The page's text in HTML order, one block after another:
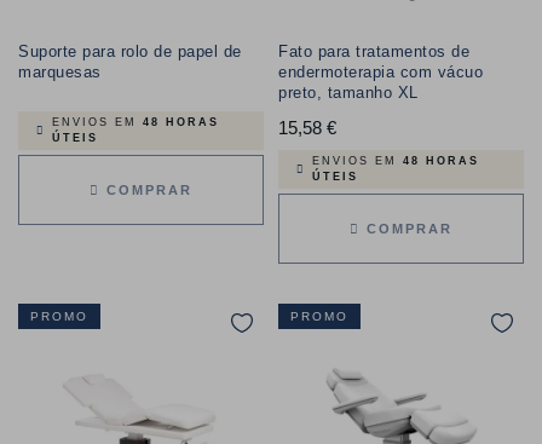
Suporte para rolo de papel de
marquesas
ENVIOS EM 48 HORAS
ÚTEIS
COMPRAR
Fato para tratamentos de
endermoterapia com vácuo
preto, tamanho XL
15,58 €Preço
ENVIOS EM 48 HORAS
ÚTEIS
COMPRAR
PROMO PROMO